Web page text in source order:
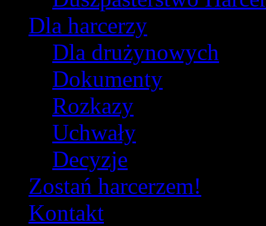
Dla harcerzy
Dla drużynowych
Dokumenty
Rozkazy
Uchwały
Decyzje
Zostań harcerzem!
Kontakt